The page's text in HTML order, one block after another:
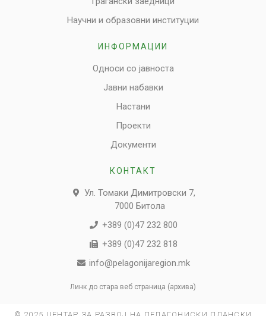
Научни и образовни институции
ИНФОРМАЦИИ
Односи со јавноста
Јавни набавки
Настани
Проекти
Документи
КОНТАКТ
Ул. Томаки Димитровски 7,
7000 Битола
+389 (0)47 232 800
+389 (0)47 232 818
info@pelagonijaregion.mk
Линк до стара веб страница (архива)